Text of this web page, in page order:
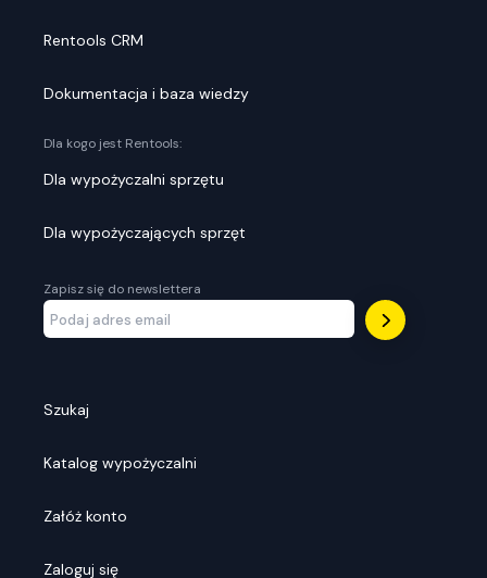
Rentools CRM
Dokumentacja i baza wiedzy
Dla kogo jest Rentools:
Dla wypożyczalni sprzętu
Dla wypożyczających sprzęt
Zapisz się do newslettera
Szukaj
Katalog wypożyczalni
Załóż konto
Zaloguj się